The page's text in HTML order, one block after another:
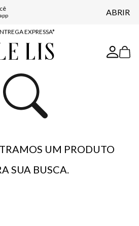
ABRIR
E RETIRE EM LOJA*
EXPRESSA*
FRETE GRÁTIS*
NA PRIMEIRA COMPRA*
UM PRODUTO
SUA BUSCA.